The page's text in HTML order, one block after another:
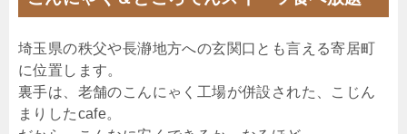
埼玉県の秩父や長瀞地方への玄関口とも言える寄居町
に位置します。
裏手は、老舗のこんにゃく工場が併設された、こじん
まりしたcafe。